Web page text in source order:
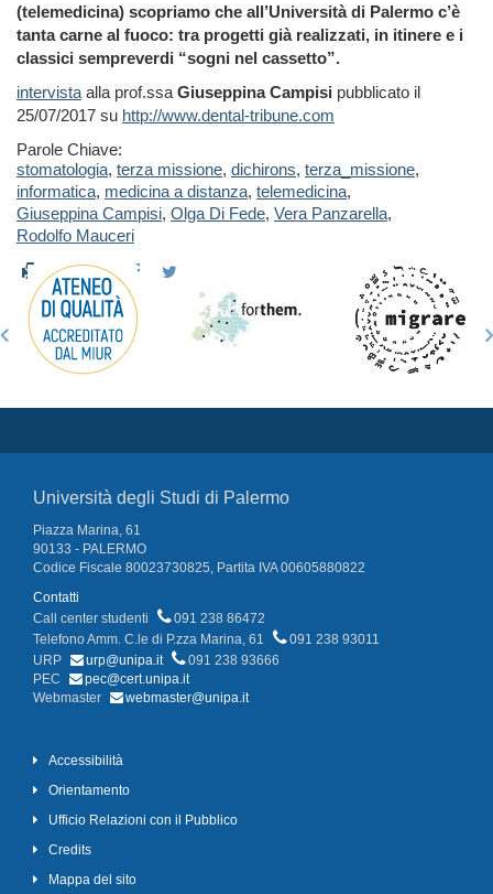
(telemedicina) scopriamo che all’Università di Palermo c’è
tanta carne al fuoco: tra progetti già realizzati, in itinere e i
classici sempreverdi “sogni nel cassetto”.
intervistaalla prof.ssa Giuseppina Campisi pubblicato il
25/07/2017 su http://www.dental-tribune.com
Parole Chiave:
stomatologia, terza missione, dichirons, terza_missione,
informatica, medicina a distanza, telemedicina,
Giuseppina Campisi, Olga Di Fede, Vera Panzarella,
Rodolfo Mauceri
Università degli Studi di Palermo
Piazza Marina, 61
90133 - PALERMO
Codice Fiscale 80023730825, Partita IVA 00605880822
Contatti
Call center studenti
091 238 86472
Telefono Amm. C.le di P.zza Marina, 61
091 238 93011
URP
urp@unipa.it
091 238 93666
PEC
pec@cert.unipa.it
Webmaster
webmaster@unipa.it
Accessibilità
Orientamento
Ufficio Relazioni con il Pubblico
Credits
Mappa del sito